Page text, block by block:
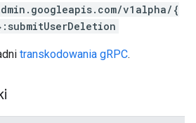
v1alpha/{
transkodowania gRPC.